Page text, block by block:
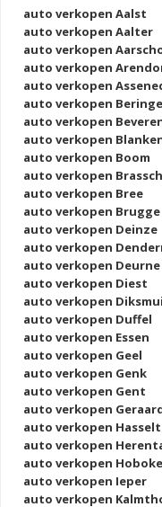
auto verkopen Aalst
auto verkopen Aalter
auto verkopen
auto verkopen
auto verkopen
auto verkopen
auto verkopen
auto verkopen
auto verkopen Boom
auto verkopen
auto verkopen Bree
auto verkopen Brugge
auto verkopen Deinze
auto verkopen
auto verkopen Deurne
auto verkopen Diest
auto verkopen
auto verkopen Duffel
auto verkopen Essen
auto verkopen Geel
auto verkopen Genk
auto verkopen Gent
auto verkopen
auto verkopen Hasselt
auto verkopen
auto verkopen
auto verkopen Ieper
auto verkopen